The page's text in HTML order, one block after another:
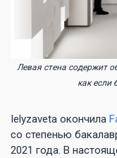
Левая стена содержит
как если
Ielyzaveta окончила
со степенью
2021 года. В